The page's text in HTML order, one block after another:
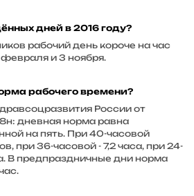
дней в 2016 году?
рабочий день короче на час
и 3 ноября.
рабочего времени?
России от
дневная норма равна
на пять. При 40-часовой
при 36-часовой - 7,2 часа, при 24-
В предпраздничные дни норма